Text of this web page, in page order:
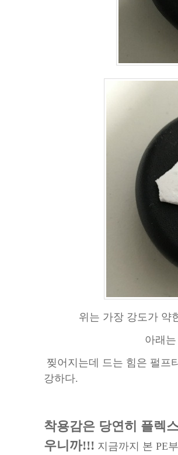
위는 가장 강도가 약
아래
찢어지는데 드는 힘은 펄프
강하다.
착용감은 당연히 플렉
우니까!!! 지금까지 본 PE